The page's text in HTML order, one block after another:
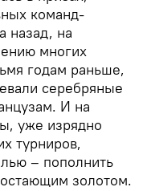
команд-
назад, на
многих
годам раньше,
серебряные
И на
уже изрядно
турниров,
– пополнить
золотом.